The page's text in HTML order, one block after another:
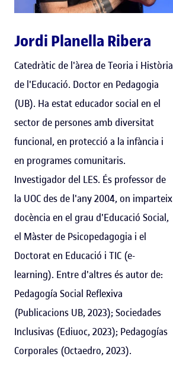
Jordi Planella Ribera
Catedràtic de l'àrea de Teoria i Història
de l'Educació. Doctor en Pedagogia
(UB). Ha estat educador social en el
sector de persones amb diversitat
funcional, en protecció a la infància i
en programes comunitaris.
Investigador del LES. És professor de
la UOC des de l'any 2004, on imparteix
docència en el grau d'Educació Social,
el Màster de Psicopedagogia i el
Doctorat en Educació i TIC (e-
learning). Entre d'altres és autor de:
Pedagogía Social Reflexiva
(Publicacions UB, 2023); Sociedades
Inclusivas (Ediuoc, 2023); Pedagogías
Corporales (Octaedro, 2023).